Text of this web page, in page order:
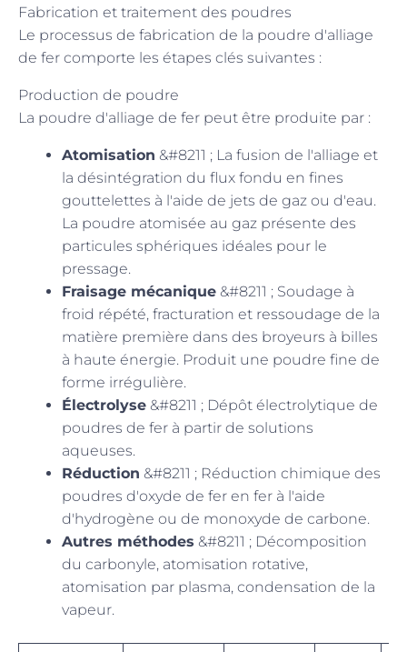
Fabrication et traitement des poudres
Le processus de fabrication de la poudre d'alliage
de fer comporte les étapes clés suivantes :
Production de poudre
La poudre d'alliage de fer peut être produite par :
Atomisation &#8211 ; La fusion de l'alliage et
la désintégration du flux fondu en fines
gouttelettes à l'aide de jets de gaz ou d'eau.
La poudre atomisée au gaz présente des
particules sphériques idéales pour le
pressage.
Fraisage mécanique &#8211 ; Soudage à
froid répété, fracturation et ressoudage de la
matière première dans des broyeurs à billes
à haute énergie. Produit une poudre fine de
forme irrégulière.
Électrolyse &#8211 ; Dépôt électrolytique de
poudres de fer à partir de solutions
aqueuses.
Réduction &#8211 ; Réduction chimique des
poudres d'oxyde de fer en fer à l'aide
d'hydrogène ou de monoxyde de carbone.
Autres méthodes &#8211 ; Décomposition
du carbonyle, atomisation rotative,
atomisation par plasma, condensation de la
vapeur.